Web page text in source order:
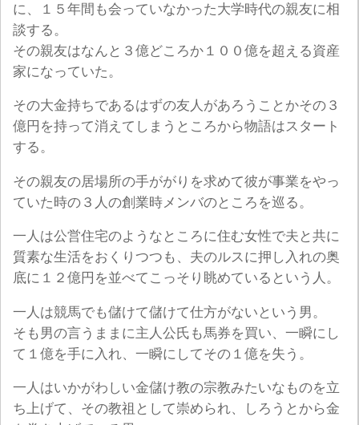
に、１５年間も会っていなかった大学時代の親友に相
談する。
その親友はなんと３億どころか１００億を超える資産
家になっていた。
その大金持ちであるはずの友人があろうことかその３
億円を持って消えてしまうところから物語はスタート
する。
その親友の居場所の手ががりを求めて彼が事業をやっ
ていた時の３人の創業時メンバのところを巡る。
一人は公営住宅のようなところに住む女性で夫と共に
質素な生活をおくりつつも、夫のルスに押し入れの奥
底に１２億円を並べてこっそり眺めているという人。
一人は競馬でも儲けて儲けて仕方がないという男。
そも男の言うままに主人公氏も馬券を買い、一瞬にし
て１億を手に入れ、一瞬にしてその１億を失う。
一人はいかがわしい金儲け教の宗教みたいなものを立
ち上げて、その教祖として崇められ、しろうとから金